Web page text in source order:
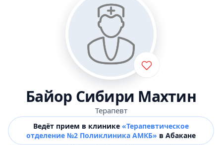
Байор Сибири Махтин
Терапевт
Ведёт прием в клинике «Терапевтическое
отделение №2 Поликлиника АМКБ» в Абакане